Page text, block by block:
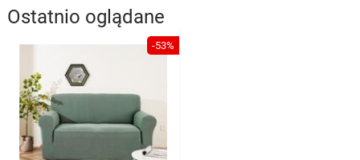
Ostatnio oglądane
-53%